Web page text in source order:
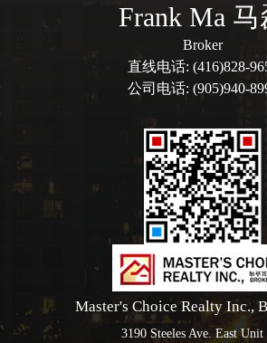
Frank Ma 马
Broker
直线电话: (416)828-
公司电话: (905)940-
Master's Choice Realty Inc.,
3190 Steeles Ave. East Unit